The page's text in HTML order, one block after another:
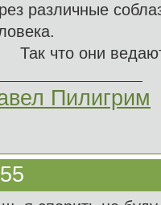
различные
что они ведают,
Пилигрим